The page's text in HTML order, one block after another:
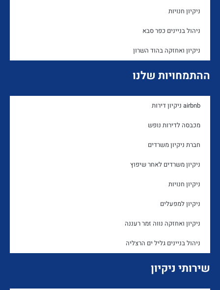
ניקיון חנויות
ניהול בניינים כפר סבא
ניקיון ואחזקה בהוד השרון
ההתמחויות שלנו
airbnb ניקיון דירות
מכבסה לדירות נופש
חברת ניקיון משרדים
ניקיון משרדים לאחר שיפוץ
ניקיון חנויות
ניקיון למפעלים
ניקיון ואחזקה נווה זמר רעננה
ניהול בניינים גליל ים הרצליה
שירותי ניקיון